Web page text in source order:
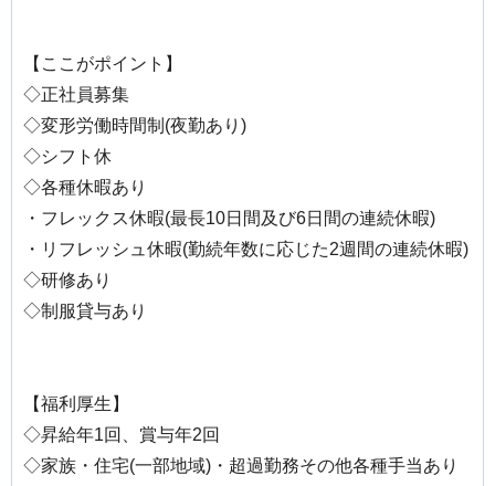
【ここがポイント】
◇正社員募集
◇変形労働時間制(夜勤あり)
◇シフト休
◇各種休暇あり
・フレックス休暇(最長10日間及び6日間の連続休暇)
・リフレッシュ休暇(勤続年数に応じた2週間の連続休暇)
◇研修あり
◇制服貸与あり
【福利厚生】
◇昇給年1回、賞与年2回
◇家族・住宅(一部地域)・超過勤務その他各種手当あり